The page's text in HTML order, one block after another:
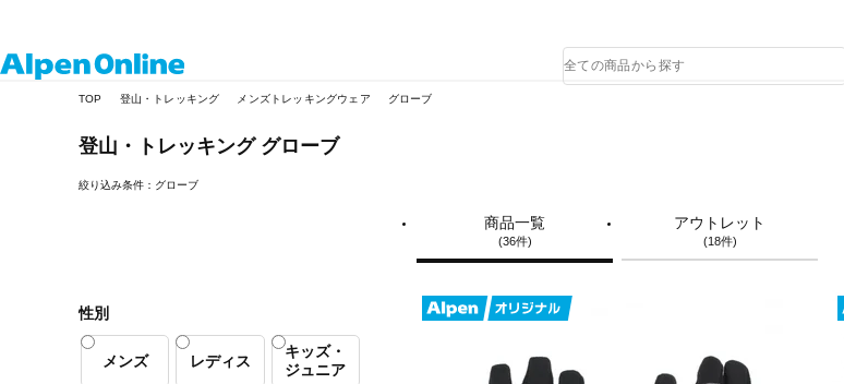
品
検
TOP 登山・トレッキング メンズトレッキングウェア グローブ
登山・トレッキング グローブ
絞り込み条件：グローブ
性別
メンズ レディス
キッズ・
ジュニア
商品一覧
(36件)
アウトレット
(18件)